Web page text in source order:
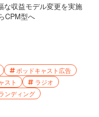
な収益モデル変更を実施
CPM型へ
ポッドキャスト広告
スト
ラジオ
ンディング